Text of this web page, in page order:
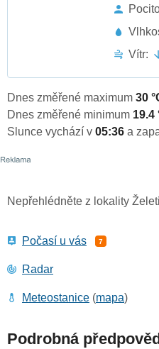
Vítr:
Dnes změřené maximum 30
Dnes změřené minimum 19.4
Slunce vychází v 05:36 a
Nepřehlédněte z lokality
Počasí u vás 7
Radar
Meteostanice (mapa)
Podrobná